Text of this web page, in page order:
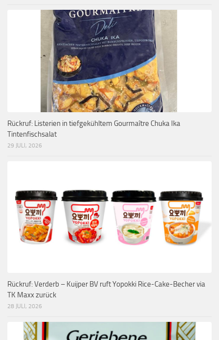
Rückruf: Listerien in tiefgekühltem Gourmaître Chuka Ika
Tintenfischsalat
29 JULI, 2026
Rückruf: Verderb – Kuijper BV ruft Yopokki Rice-Cake-Becher via
TK Maxx zurück
28 JULI, 2026